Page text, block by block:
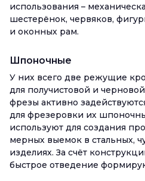
использования –
шестерёнок, червяков,
и оконных рам.
Шпоночные
У них всего две режущие
для получистовой и
фрезы активно
для фрезеровки их
используют для создания
мерных выемок в стальных,
изделиях. За счёт
быстрое отведение